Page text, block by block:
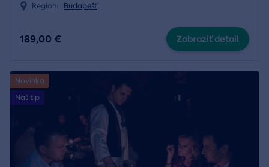
Región: Budapešť
189,00 € Zobraziť detail
Novinka
Náš tip